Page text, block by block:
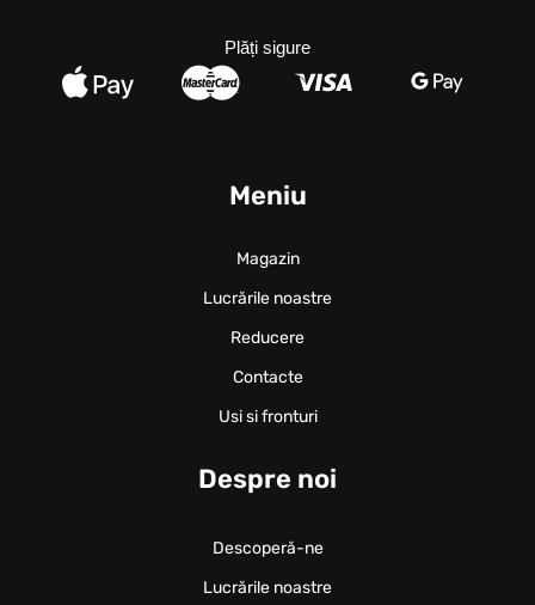
Meniu
Magazin
Lucrările noastre
Reducere
Contacte
Usi si fronturi
Despre noi
Descoperă-ne
Lucrările noastre
Plăți sigure